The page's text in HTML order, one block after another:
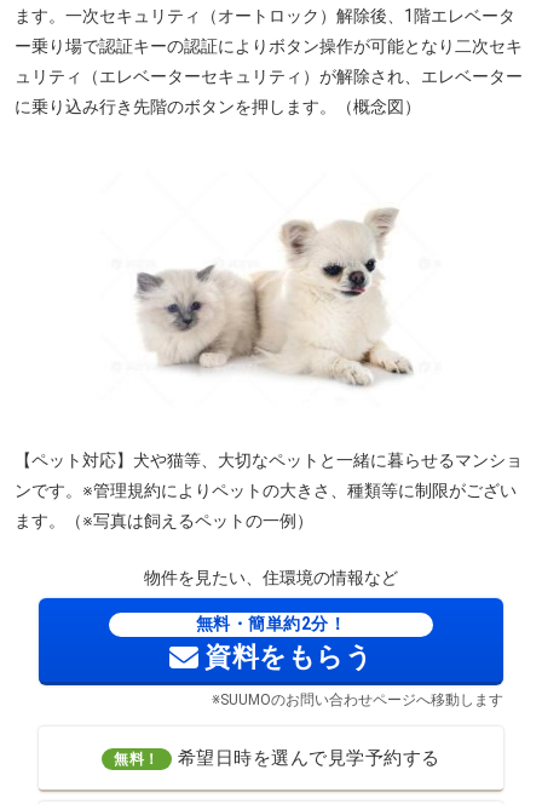
ます。一次セキュリティ（オートロック）解除後、1階エレベータ
ー乗り場で認証キーの認証によりボタン操作が可能となり二次セキ
ュリティ（エレベーターセキュリティ）が解除され、エレベーター
に乗り込み行き先階のボタンを押します。（概念図）
【ペット対応】犬や猫等、大切なペットと一緒に暮らせるマンショ
ンです。※管理規約によりペットの大きさ、種類等に制限がござい
ます。（※写真は飼えるペットの一例）
物件を見たい、住環境の情報など
無料・簡単約2分！
資料をもらう
※SUUMOのお問い合わせページへ移動します
無料！ 希望日時を選んで見学予約する